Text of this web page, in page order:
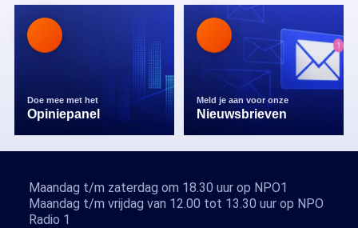
Doe mee met het
Opiniepanel
Meld je aan voor onze
Nieuwsbrieven
Maandag t/m zaterdag om 18.30 uur op NPO1
Maandag t/m vrijdag van 12.00 tot 13.30 uur op NPO
Radio 1